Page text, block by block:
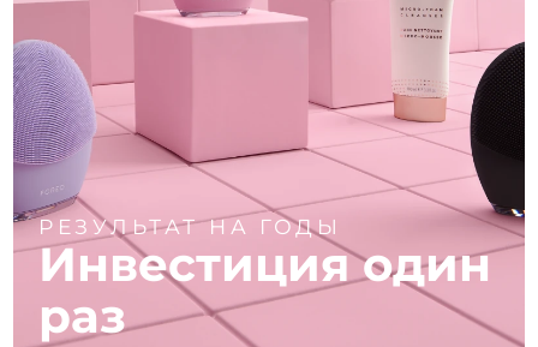
РЕЗУЛЬТАТ НА ГОДЫ
Инвестиция один
раз